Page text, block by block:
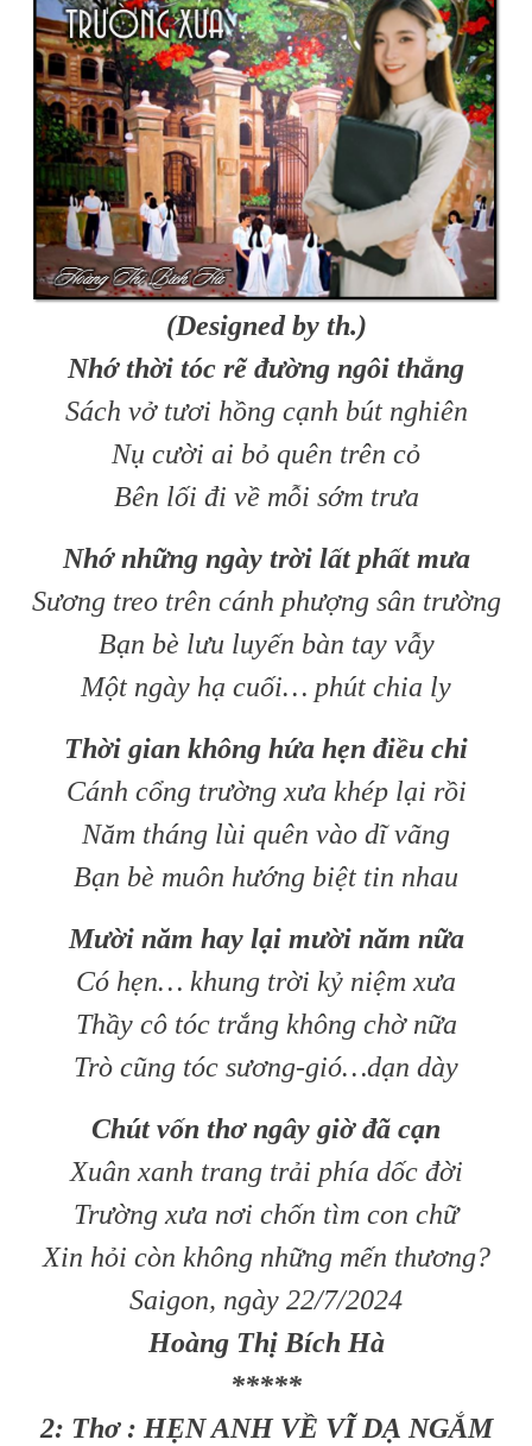
(Designed by th.)
Nhớ thời tóc rẽ đường ngôi thẳng
Sách vở tươi hồng cạnh bút nghiên
Nụ cười ai bỏ quên trên cỏ
Bên lối đi về mỗi sớm trưa
Nhớ những ngày trời lất phất mưa
Sương treo trên cánh phượng sân trường
Bạn bè lưu luyến bàn tay vẫy
Một ngày hạ cuối… phút chia ly
Thời gian không hứa hẹn điều chi
Cánh cổng trường xưa khép lại rồi
Năm tháng lùi quên vào dĩ vãng
Bạn bè muôn hướng biệt tin nhau
Mười năm hay lại mười năm nữa
Có hẹn… khung trời kỷ niệm xưa
Thầy cô tóc trắng không chờ nữa
Trò cũng tóc sương-gió…dạn dày
Chút vốn thơ ngây giờ đã cạn
Xuân xanh trang trải phía dốc đời
Trường xưa nơi chốn tìm con chữ
Xin hỏi còn không những mến thương?
Saigon, ngày 22/7/2024
Hoàng Thị Bích Hà
*****
2: Thơ : HẸN ANH VỀ VĨ DẠ NGẮM